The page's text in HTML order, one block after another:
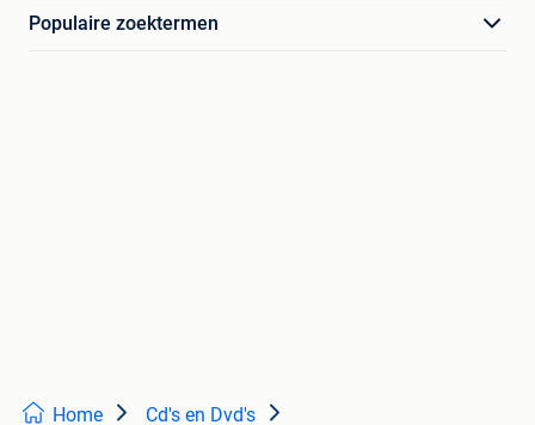
Populaire zoektermen
Home Cd's en Dvd's